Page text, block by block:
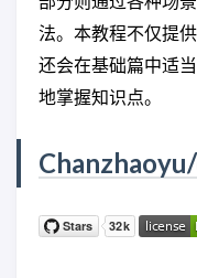
法。本教程不仅提
还会在基础篇中适
地掌握知识点。